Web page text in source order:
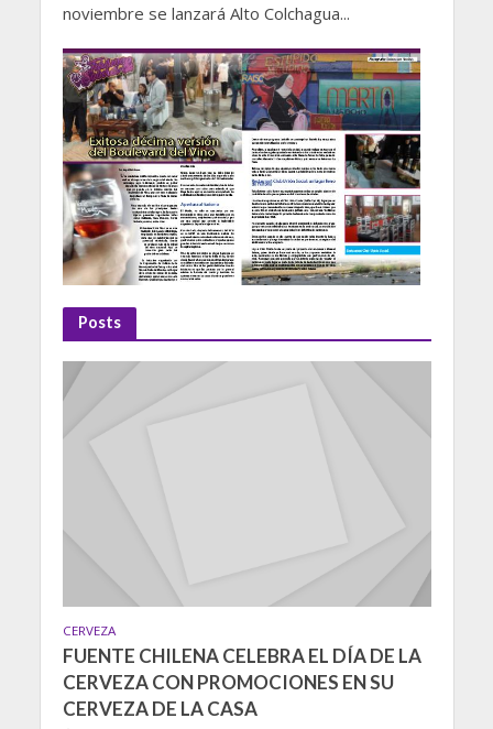
noviembre se lanzará Alto Colchagua...
Posts
CERVEZA
FUENTE CHILENA CELEBRA EL DÍA DE LA
CERVEZA CON PROMOCIONES EN SU
CERVEZA DE LA CASA